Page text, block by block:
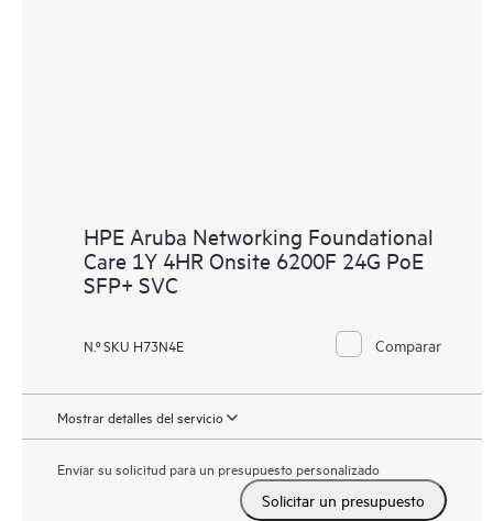
HPE Aruba Networking Foundational
Care 1Y 4HR Onsite 6200F 24G PoE
SFP+ SVC
N.º SKU H73N4E Comparar
Mostrar detalles del servicio
Enviar su solicitud para un presupuesto personalizado
Solicitar un presupuesto